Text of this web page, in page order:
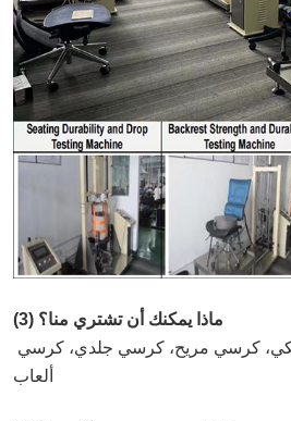
(3) ماذا يمكنك أن تشتري منا؟
ألعاب